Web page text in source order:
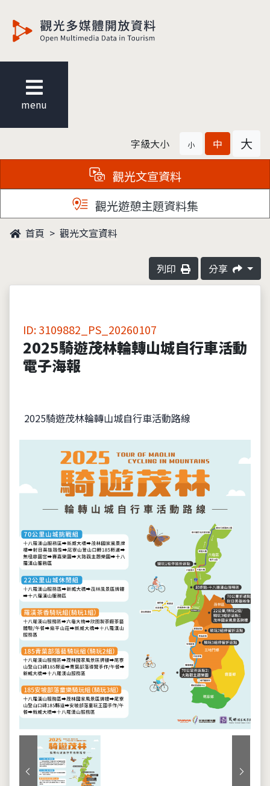
menu
字級大小 小 中 大
觀光文宣資料
觀光遊憩主題資料集
首頁 觀光文宣資料
列印 分享
ID: 3109882_PS_20260107
2025騎遊茂林輪轉山城自行車活動
電子海報
2025騎遊茂林輪轉山城自行車活動路線
上一張 下一張